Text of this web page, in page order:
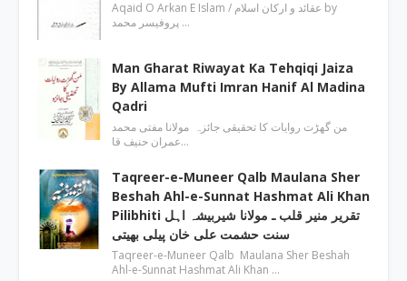
Aqaid O Arkan E Islam / عقائد و ارکان اسلام by
پروفیسر محمد …
Man Gharat Riwayat Ka Tehqiqi Jaiza
By Allama Mufti Imran Hanif Al Madina
Qadri
من گھڑت روایات کا تحقیقی جائزہ مولانا مفتی محمد
عمران حنیف قا…
Taqreer-e-Muneer Qalb Maulana Sher
Beshah Ahl-e-Sunnat Hashmat Ali Khan
Pilibhiti تقریر منیر قلب ـ مولانا شیربیشہ اہل
سنت حشمت علی خان پیلی بھیتی
Taqreer-e-Muneer Qalb Maulana Sher Beshah
Ahl-e-Sunnat Hashmat Ali Khan …